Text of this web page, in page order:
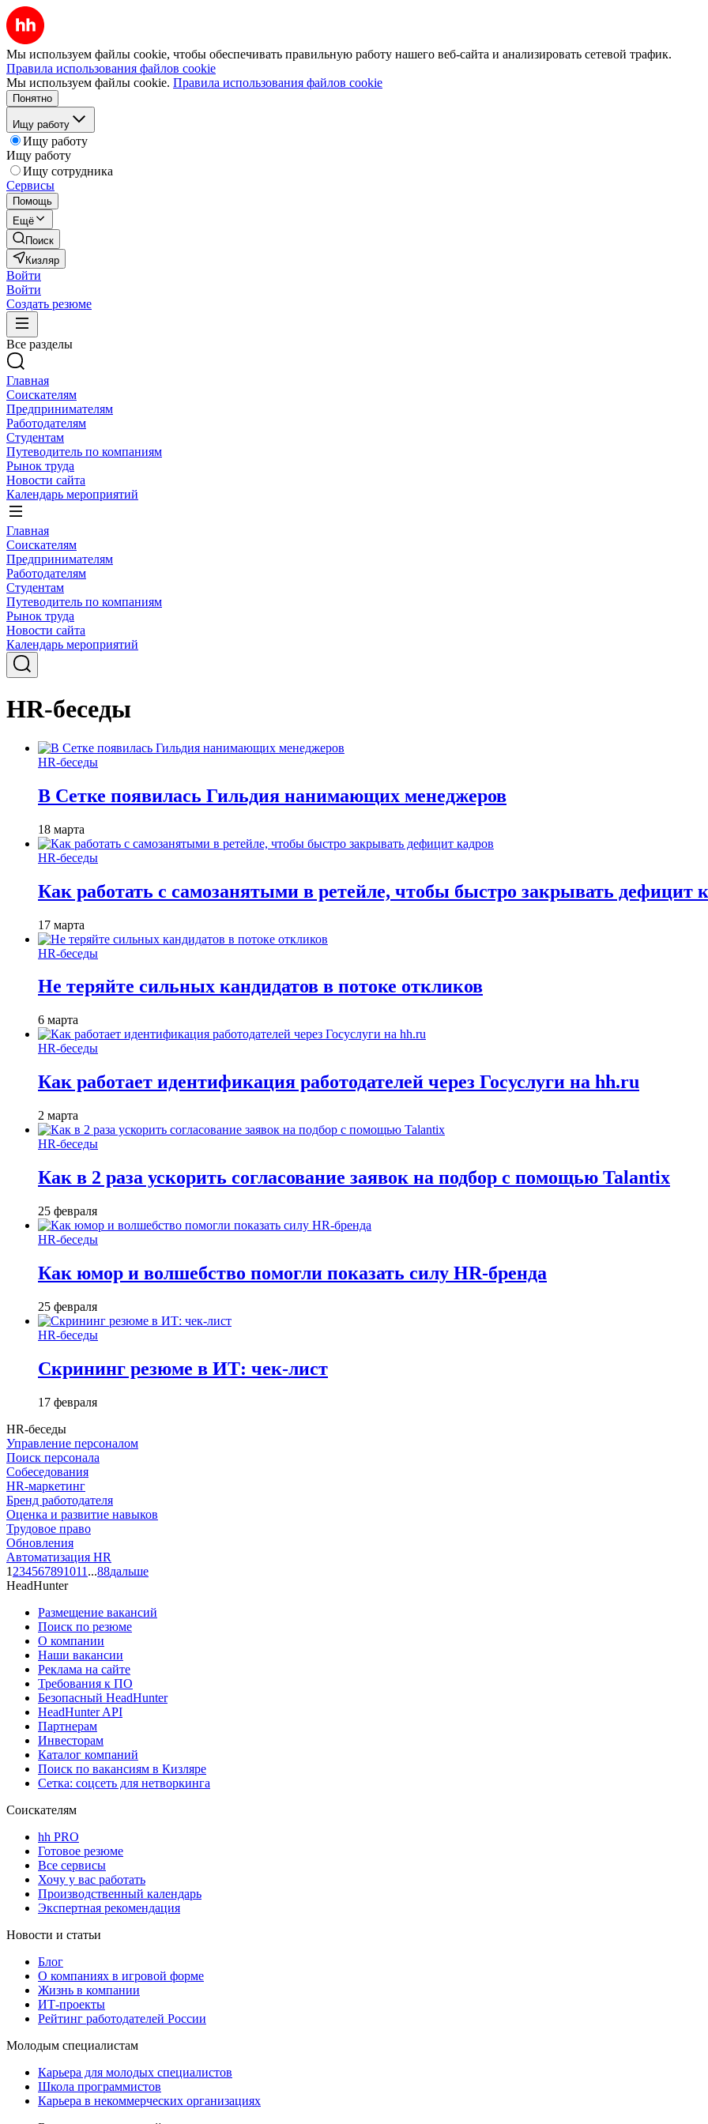
Мы используем файлы cookie, чтобы обеспечивать правильную работу нашего веб-сайта и анализировать сетевой трафик.
Правила использования файлов cookie
Мы используем файлы cookie. Правила использования файлов cookie
Понятно
Ищу работу
Ищу работу
Ищу работу
Ищу сотрудника
Сервисы
Помощь
Ещё
Поиск
Кизляр
Войти
Войти
Создать резюме
Все разделы
Главная
Соискателям
Предпринимателям
Работодателям
Студентам
Путеводитель по компаниям
Рынок труда
Новости сайта
Календарь мероприятий
Главная
Соискателям
Предпринимателям
Работодателям
Студентам
Путеводитель по компаниям
Рынок труда
Новости сайта
Календарь мероприятий
HR-беседы
HR-беседы
В Сетке появилась Гильдия нанимающих менеджеров
18 марта
HR-беседы
Как работать с самозанятыми в ретейле, чтобы быстро закрывать дефицит
17 марта
HR-беседы
Не теряйте сильных кандидатов в потоке откликов
6 марта
HR-беседы
Как работает идентификация работодателей через Госуслуги на hh.ru
2 марта
HR-беседы
Как в 2 раза ускорить согласование заявок на подбор с помощью Talantix
25 февраля
HR-беседы
Как юмор и волшебство помогли показать силу HR-бренда
25 февраля
HR-беседы
Скрининг резюме в ИТ: чек-лист
17 февраля
HR-беседы
Управление персоналом
Поиск персонала
Собеседования
HR-маркетинг
Бренд работодателя
Оценка и развитие навыков
Трудовое право
Обновления
Автоматизация HR
1 234567891011 ...88дальше
HeadHunter
Размещение вакансий
Поиск по резюме
О компании
Наши вакансии
Реклама на сайте
Требования к ПО
Безопасный HeadHunter
HeadHunter API
Партнерам
Инвесторам
Каталог компаний
Поиск по вакансиям в Кизляре
Сетка: соцсеть для нетворкинга
Соискателям
hh PRO
Готовое резюме
Все сервисы
Хочу у вас работать
Производственный календарь
Экспертная рекомендация
Новости и статьи
Блог
О компаниях в игровой форме
Жизнь в компании
ИТ-проекты
Рейтинг работодателей России
Молодым специалистам
Карьера для молодых специалистов
Школа программистов
Карьера в некоммерческих организациях